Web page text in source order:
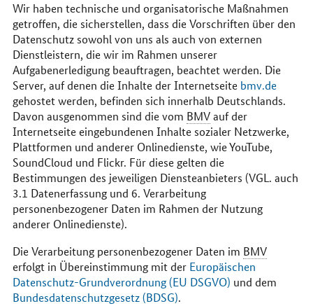
Wir haben technische und organisatorische Maßnahmen
getroffen, die sicherstellen, dass die Vorschriften über den
Datenschutz sowohl von uns als auch von externen
Dienstleistern, die wir im Rahmen unserer
Aufgabenerledigung beauftragen, beachtet werden. Die
Server, auf denen die Inhalte der Internetseite bmv.de
gehostet werden, befinden sich innerhalb Deutschlands.
Davon ausgenommen sind die vom BMVauf der
Internetseite eingebundenen Inhalte sozialer Netzwerke,
Plattformen und anderer Onlinedienste, wie YouTube,
SoundCloud und Flickr. Für diese gelten die
Bestimmungen des jeweiligen Diensteanbieters (VGL. auch
3.1 Datenerfassung und 6. Verarbeitung
personenbezogener Daten im Rahmen der Nutzung
anderer Onlinedienste).
Die Verarbeitung personenbezogener Daten im BMV
erfolgt in Übereinstimmung mit der Europäischen
Datenschutz-Grundverordnung (EU DSGVO) und dem
Bundesdatenschutzgesetz (BDSG).